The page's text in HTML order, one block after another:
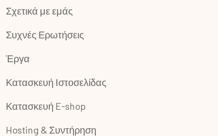
Σχετικά με εμάς
Συχνές Ερωτήσεις
Έργα
Κατασκευή Ιστοσελίδας
Κατασκευή E-shop
Hosting & Συντήρηση